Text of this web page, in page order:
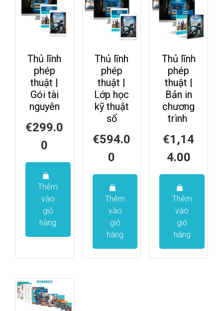
Thủ lĩnh
phép
thuật |
Gói tài
nguyên
€299.0
0
Thêm
vào
giỏ
hàng
Thủ lĩnh
phép
thuật |
Lớp học
kỹ thuật
số
€594.0
0
Thêm
vào
giỏ
hàng
Thủ lĩnh
phép
thuật |
Bản in
chương
trình
€1,14
4.00
Thêm
vào
giỏ
hàng